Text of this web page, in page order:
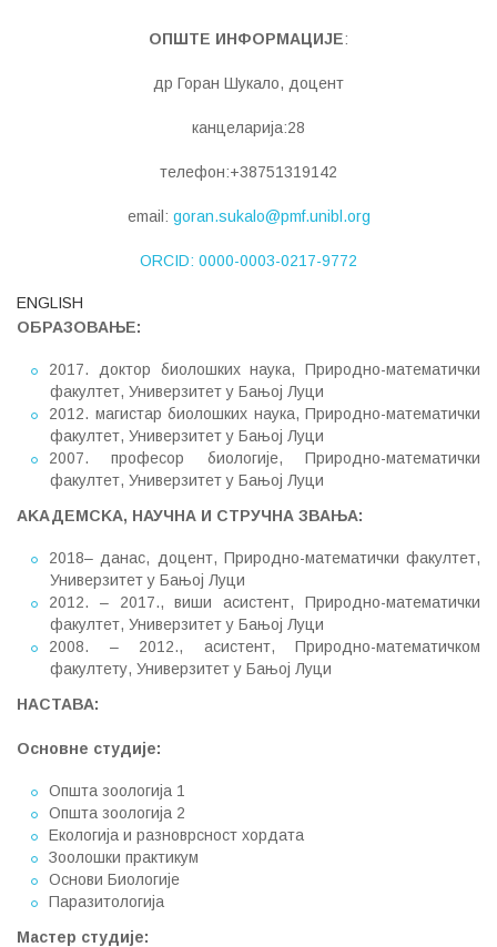
ОПШТЕ ИНФОРМАЦИЈЕ:
др Горан Шукало, доцент
канцеларија:28
телефон:+38751319142
еmail: goran.sukalo@pmf.unibl.org
ORCID: 0000-0003-0217-9772
ENGLISH
ОБРАЗОВАЊЕ:
2017. доктор биолошких наука, Природно-математички
факултет, Универзитет у Бањој Луци
2012. магистар биолошких наука, Природно-математички
факултет, Универзитет у Бањој Луци
2007. професор биологије, Природно-математички
факултет, Универзитет у Бањој Луци
АKАДЕМСKА, НАУЧНА И СТРУЧНА ЗВАЊА:
2018– данас, доцент, Природно-математички факултет,
Универзитет у Бањој Луци
2012. – 2017., виши асистент, Природно-математички
факултет, Универзитет у Бањој Луци
2008. – 2012., асистент, Природно-математичком
факултету, Универзитет у Бањој Луци
НАСТАВА:
Основне студије:
Општа зоологија 1
Општа зоологија 2
Екологија и разноврсност хордата
Зоолошки практикум
Основи Биологије
Паразитологија
Мастер студије: